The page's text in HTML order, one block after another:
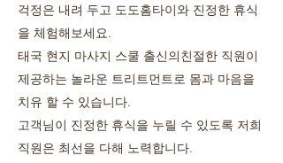
걱정은 내려 두고 도도홈타이와 진정한 휴식
을 체험해보세요.
태국 현지 마사지 스쿨 출신의친절한 직원이
제공하는 놀라운 트리트먼트로 몸과 마음을
치유 할 수 있습니다.
고객님이 진정한 휴식을 누릴 수 있도록 저희
직원은 최선을 다해 노력합니다.